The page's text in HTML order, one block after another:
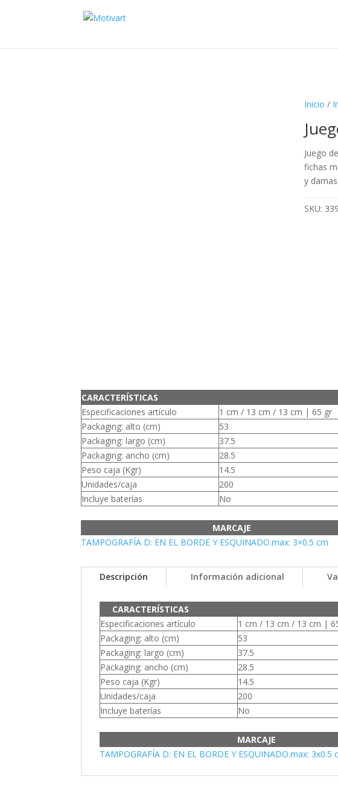
Inicio /
Juego
fichas
y
SKU:
CARACTERÍSTICAS
Especificaciones artículo
1 cm / 13 cm / 13 cm | 65 gr
Packaging: alto (cm)
53
Packaging: largo (cm)
37.5
Packaging: ancho (cm)
28.5
Peso caja (Kgr)
14.5
Unidades/caja
200
Incluye baterías
No
MARCAJE
TAMPOGRAFÍA D: EN EL BORDE Y ESQUINADO.max: 3×0.5 cm
Descripción Información adicional
CARACTERÍSTICAS
Especificaciones artículo
1 cm / 13 cm / 13 cm |
Packaging: alto (cm)
53
Packaging: largo (cm)
37.5
Packaging: ancho (cm)
28.5
Peso caja (Kgr)
14.5
Unidades/caja
200
Incluye baterías
No
MARCAJE
TAMPOGRAFÍA D: EN EL BORDE Y ESQUINADO.max: 3x0.5